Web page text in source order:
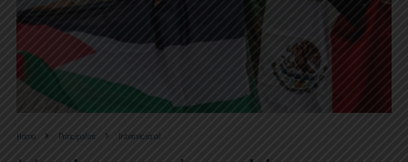
Home Principales Internacional